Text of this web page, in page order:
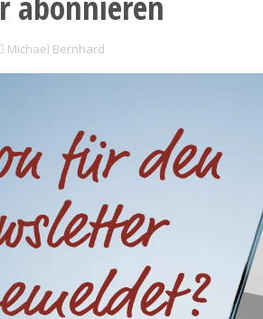
Michael Bernhard